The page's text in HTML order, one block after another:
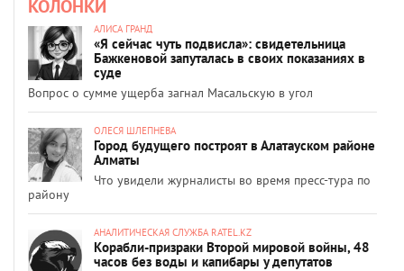
КОЛОНКИ
АЛИСА ГРАНД
«Я сейчас чуть подвисла»: свидетельница
Бажкеновой запуталась в своих показаниях в
суде
Вопрос о сумме ущерба загнал Масальскую в угол
ОЛЕСЯ ШЛЕПНЕВА
Город будущего построят в Алатауском районе
Алматы
Что увидели журналисты во время пресс-тура по
району
АНАЛИТИЧЕСКАЯ СЛУЖБА RATEL.KZ
Корабли-призраки Второй мировой войны, 48
часов без воды и капибары у депутатов